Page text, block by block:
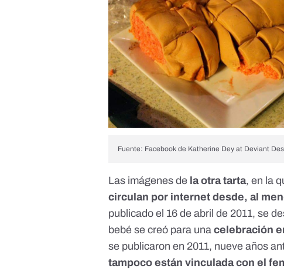
Fuente: Facebook de Katherine Dey at Deviant
Las imágenes de la otra tarta, en la
circulan por internet desde, al
publicado el 16 de abril de 2011, se
bebé se creó para unacelebración
se publicaron en 2011, nueve años
tampoco están vinculada con el